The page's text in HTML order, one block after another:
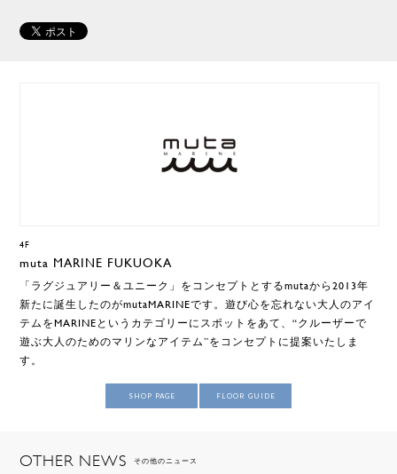
4F
muta MARINE FUKUOKA
「ラグジュアリー＆ユニーク」をコンセプトとするmutaから2013年
新たに誕生したのがmutaMARINEです。遊び心を忘れない大人のアイ
テムをMARINEというカテゴリーにスポットをあて、“クルーザーで
遊ぶ大人のためのマリンなアイテム”をコンセプトに提案いたしま
す。
SHOP PAGE FLOOR GUIDE
OTHER NEWS その他のニュース